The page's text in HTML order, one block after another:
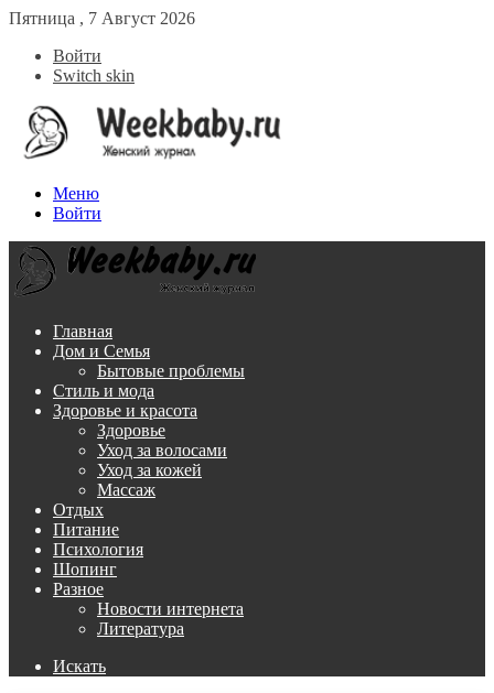
Пятница , 7 Август 2026
Войти
Switch skin
Меню
Войти
Главная
Дом и Семья
Бытовые проблемы
Стиль и мода
Здоровье и красота
Здоровье
Уход за волосами
Уход за кожей
Массаж
Отдых
Питание
Психология
Шопинг
Разное
Новости интернета
Литература
Искать